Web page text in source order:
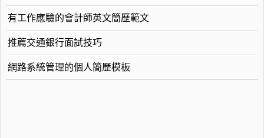
有工作應驗的會計師英文簡歷範文
推薦交通銀行面試技巧
網路系統管理的個人簡歷模板